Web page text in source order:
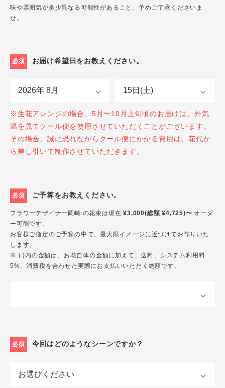
味や雰囲気が多少異なる可能性があること、予めご了承くださいま
せ。
必須 お届け希望日をお教えください。
※生花アレンジの場合、5月〜10月上旬頃のお届けは、外気
温を見てクール便を使用させていただくことがございます。
その場合、誠に恐れながらクール便にかかる費用は、花代か
ら差し引いて制作させていただきます。
必須 ご予算をお教えください。
フラワーデザイナー岡崎 の花束は現在¥3,000(総額 ¥4,725)〜 オーダ
ー可能です。
お客様ご指定のご予算の中で、最大限イメージに近づけてお作りいた
します。
※ ( )内の金額は、お花自体の金額に加えて、送料、システム利用料
5%、消費税を合わせた実際にお支払いいただく総額です。
必須 今回はどのようなシーンですか？